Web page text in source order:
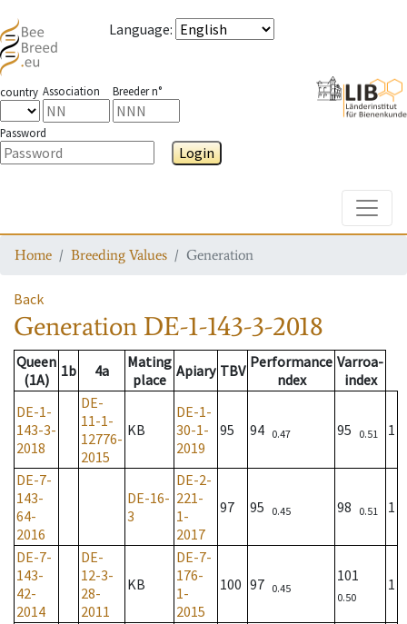
Language:
country Association Breeder n°
Password
Login
Home Breeding Values Generation
Back
Generation DE-1-143-3-2018
Queen
(1A)
1b 4a
Mating
place Apiary TBV Performance
ndex
Varroa-
index
DE-1-
143-3-
2018
DE-
11-1-
12776-
2015
KB
DE-1-
30-1-
2019
95 94 0.47 95 0.51 1
DE-7-
143-
64-
2016
DE-16-
3
DE-2-
221-
1-
2017
97 95 0.45 98 0.51 1
DE-7-
143-
42-
2014
DE-
12-3-
28-
2011
KB
DE-7-
176-
1-
2015
100 97 0.45
101
0.50
1